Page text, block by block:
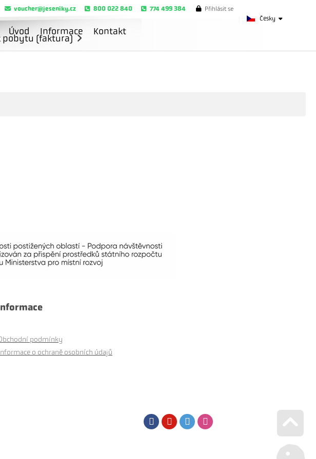
Česky
voucher@jeseniky.cz 800 022 840 774 499 384 Přihlásit se
Úvod Informace Kontakt
pobytu (faktura)
podmínky
o ochraně osobních údajů
FacebookYoutubeTwitter
Go